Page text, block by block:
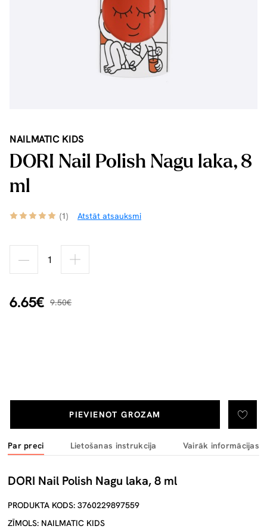
NAILMATIC KIDS
DORI Nail Polish Nagu laka, 8
ml
(1) Atstāt atsauksmi
6.65€ 9.50€
PIEVIENOT GROZAM
Par preci Lietošanas instrukcija Vairāk informācijas
DORI Nail Polish Nagu laka, 8 ml
PRODUKTA KODS: 3760229897559
ZĪMOLS: NAILMATIC KIDS